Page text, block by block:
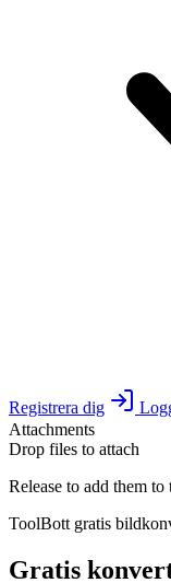
Registrera dig
Attachments
Drop files to attach
Release to add them to
ToolBott gratis
Gratis